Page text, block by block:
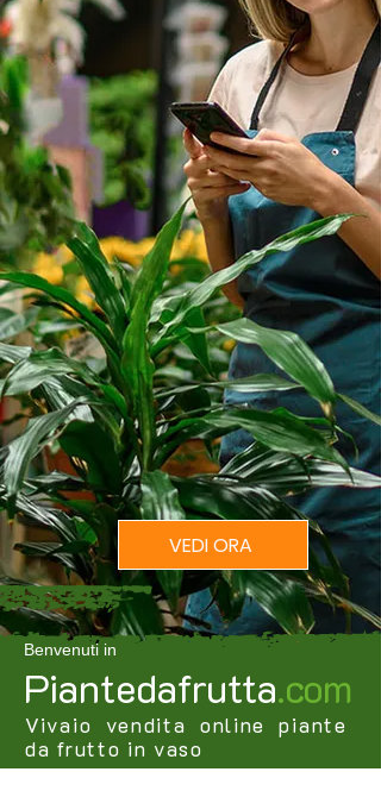
SCONTO
20%
su tutte le piante
VEDI ORA
Benvenuti in
Piantedafrutta.com
Vivaio vendita online piante
da frutto in vaso